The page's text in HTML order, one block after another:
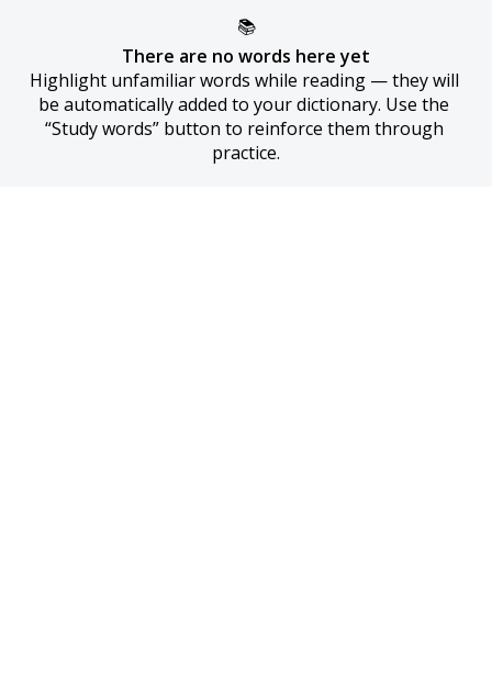
📚
There are no words here yet
Highlight unfamiliar words while reading — they will
be automatically added to your dictionary. Use the
“Study words” button to reinforce them through
practice.